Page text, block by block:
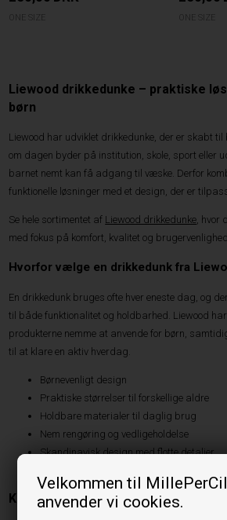
Velkommen til
anvender vi cookies.
ONE SIZE ONE SIZE
Liewood drikkedunke – praktiske
børn
Liewood har udviklet drikkedunke, der er skabt
om dagen byder på institution, skole, sport eller
barnet nemt kan få adgang til væske. Derfor
funktionelle løsninger med et design, der er
Se hele sortimentet af Liewood drikkedunke ,
med fokus på komfort, kvalitet og brugervenlighed.
Hvorfor vælge en drikkedunk fra
En drikkedunk bruges ofte hver eneste dag, og
til både funktionalitet og holdbarhed. Liewood
produkterne nemme at anvende for børn,
til at klare en aktiv hverdag.
Børnevenligt design
Praktiske størrelser til forskellige aldre
Holdbare materialer til daglig brug
Nem rengøring og vedligeholdelse
Skandinavisk design med flotte detaljer
Kimmie Drikkedunk 250 ml – perfekt